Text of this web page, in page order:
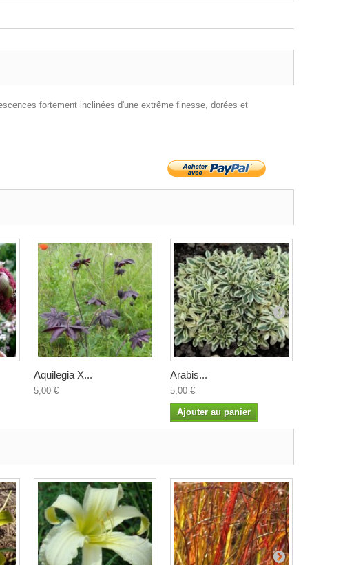
fortement inclinées d'une extrême finesse, dorées et
Aquilegia X...
5,00 €
Arabis...
5,00 €
Ajouter au panier